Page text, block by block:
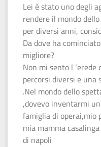
Lei è stato uno degli
rendere il mondo
per diversi anni,
Da dove ha
migliore?
Non mi sento l
percorsi diversi e
.Nel mondo dello
,dovevo inventarmi
famiglia di operai,mio
mia mamma
di napoli